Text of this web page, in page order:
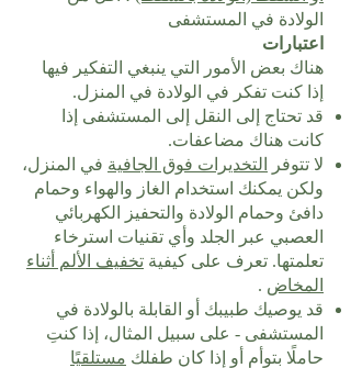
الولادة في المستشفى
اعتبارات
هناك بعض الأمور التي ينبغي التفكير فيها
إذا كنت تفكر في الولادة في المنزل.
قد تحتاج إلى النقل إلى المستشفى إذا
كانت هناك مضاعفات.
لا تتوفر
التخديرات فوق الجافية في المنزل،
ولكن يمكنك استخدام الغاز والهواء وحمام
دافئ وحمام الولادة والتحفيز الكهربائي
العصبي عبر الجلد وأي تقنيات استرخاء
تعلمتها. تعرف على كيفية تخفيف الألم أثناء
المخاض .
قد يوصيك طبيبك أو القابلة بالولادة في
المستشفى - على سبيل المثال، إذا كنتِ
حاملًا بتوأم أو إذا كان طفلك مستلقيًا